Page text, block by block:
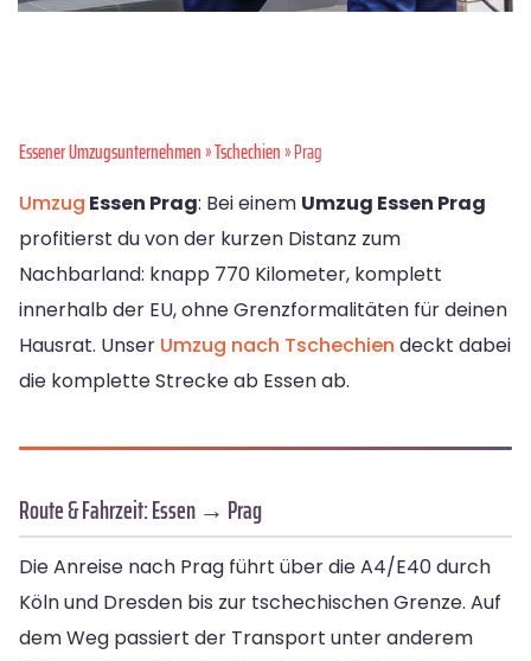
Essener Umzugsunternehmen»Tschechien» Prag
Umzug Essen Prag: Bei einem Umzug Essen Prag
profitierst du von der kurzen Distanz zum
Nachbarland: knapp 770 Kilometer, komplett
innerhalb der EU, ohne Grenzformalitäten für deinen
Hausrat. Unser Umzug nach Tschechien deckt dabei
die komplette Strecke ab Essen ab.
Route & Fahrzeit: Essen → Prag
Die Anreise nach Prag führt über die A4/E40 durch
Köln und Dresden bis zur tschechischen Grenze. Auf
dem Weg passiert der Transport unter anderem